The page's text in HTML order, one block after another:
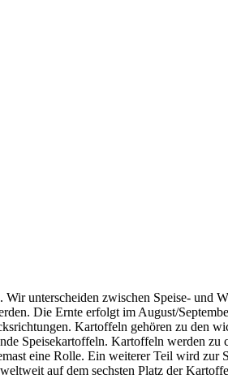
unterscheiden zwischen Speise- und
Die Ernte erfolgt im August/
Kartoffeln gehören zu den
Speisekartoffeln. Kartoffeln werden zu
eine Rolle. Ein weiterer Teil wird zur
auf dem sechsten Platz der